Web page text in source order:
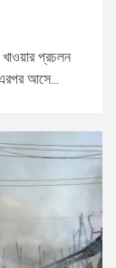
প্রচলন
আসে...